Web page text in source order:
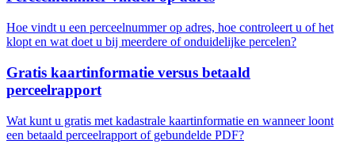
Hoe vindt u een perceelnummer op adres, hoe controleert u of het
klopt en wat doet u bij meerdere of onduidelijke percelen?
Gratis kaartinformatie versus betaald
perceelrapport
Wat kunt u gratis met kadastrale kaartinformatie en wanneer loont
een betaald perceelrapport of gebundelde PDF?